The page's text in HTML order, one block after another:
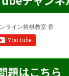
題はこちら